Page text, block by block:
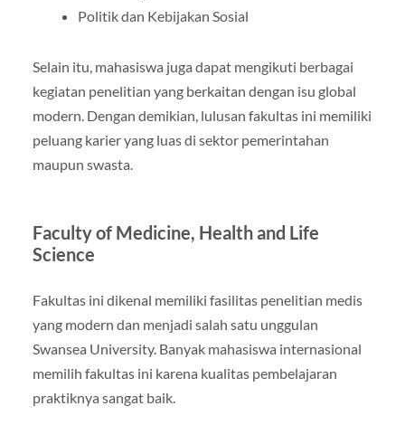
Politik dan Kebijakan Sosial
Selain itu, mahasiswa juga dapat mengikuti berbagai
kegiatan penelitian yang berkaitan dengan isu global
modern. Dengan demikian, lulusan fakultas ini memiliki
peluang karier yang luas di sektor pemerintahan
maupun swasta.
Faculty of Medicine, Health and Life
Science
Fakultas ini dikenal memiliki fasilitas penelitian medis
yang modern dan menjadi salah satu unggulan
Swansea University. Banyak mahasiswa internasional
memilih fakultas ini karena kualitas pembelajaran
praktiknya sangat baik.